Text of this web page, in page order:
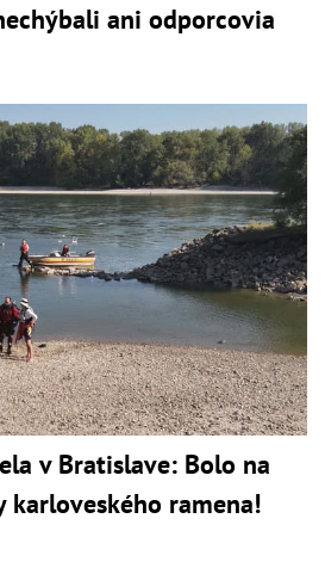
ani odporcovia
v Bratislave: Bolo na
karloveského ramena!